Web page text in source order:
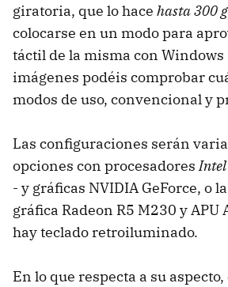
giratoria, que lo hace hasta 300
colocarse en un modo para
táctil de la misma con Windows
imágenes podéis comprobar
modos de uso, convencional y
Las configuraciones serán
opciones con procesadores
- y gráficas NVIDIA GeForce, o
gráfica Radeon R5 M230 y APU
hay teclado retroiluminado.
En lo que respecta a su